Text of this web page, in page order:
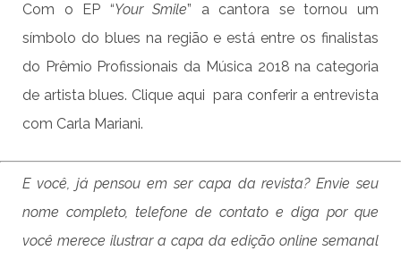
Com o EP “Your Smile” a cantora se tornou um
símbolo do blues na região e está entre os finalistas
do Prêmio Profissionais da Música 2018 na categoria
de artista blues. Clique aqui para conferir a entrevista
com Carla Mariani.
E você, já pensou em ser capa da revista? Envie seu
nome completo, telefone de contato e diga por que
você merece ilustrar a capa da edição online semanal